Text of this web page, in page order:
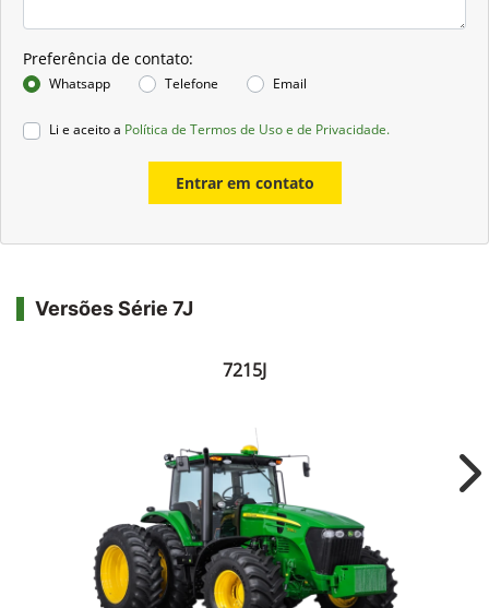
Preferência de contato:
Whatsapp Telefone Email
Li e aceito a Política de Termos de Uso e de Privacidade.
Entrar em contato
Versões Série 7J
7215J